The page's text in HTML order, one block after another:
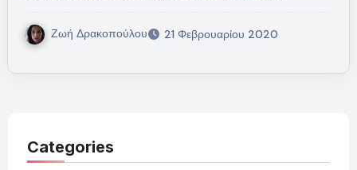
Ζωή Δρακοπούλου 21 Φεβρουαρίου 2020
Categories